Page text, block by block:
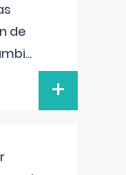
de
...
+